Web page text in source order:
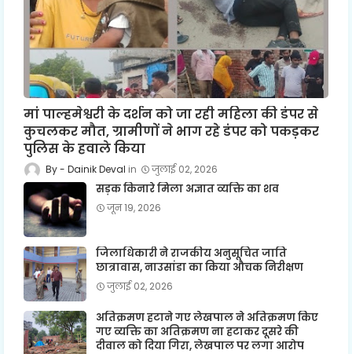
मां पाल्हमेश्वरी के दर्शन को जा रही महिला की डंपर से
कुचलकर मौत, ग्रामीणों ने भाग रहे डंपर को पकड़कर
पुलिस के हवाले किया
Dainik Deval जुलाई 02, 2026
सड़क किनारे मिला अज्ञात व्यक्ति का शव
जून 19, 2026
जिलाधिकारी ने राजकीय अनुसूचित जाति
छात्रावास, नाउसांडा का किया औचक निरीक्षण
जुलाई 02, 2026
अतिक्रमण हटाने गए लेखपाल ने अतिक्रमण किए
गए व्यक्ति का अतिक्रमण ना हटाकर दूसरे की
दीवाल को दिया गिरा, लेखपाल पर लगा आरोप